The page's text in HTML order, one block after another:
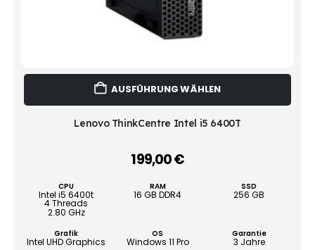
AUSFÜHRUNG WÄHLEN
weist
Lenovo ThinkCentre Intel i5 6400T
199,00€
CPU
Intel i5 6400t
4 Threads
2.80 GHz
RAM
16 GB DDR4
SSD
256 GB
Grafik
Intel UHD Graphics
OS
Windows 11 Pro
Garantie
3 Jahre